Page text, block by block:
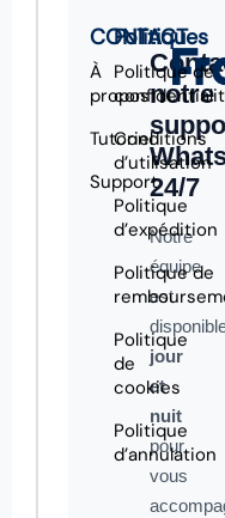
CONTACT
À
propos
Tutoriel
Support
Politiques
Politique de
Conditions
d’utilisation
Politique
d’expédition
Politique de
Politique
de
cookies
Politique
d’annulation
notre
24/7
Notre
équipe
est
jour
et
nuit
pour
vous